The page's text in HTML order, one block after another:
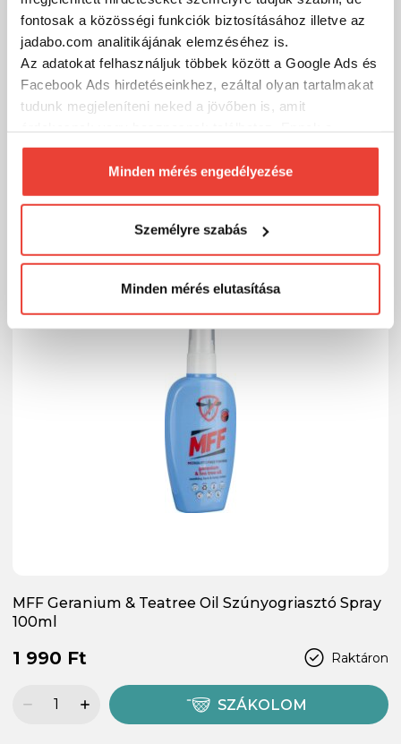
fontosak a közösségi funkciók biztosításához illetve az
jadabo.com analitikájának elemzéséhez is.
Az adatokat felhasználjuk többek között a Google Ads és
Facebook Ads hirdetéseinkhez, ezáltal olyan tartalmakat
tudunk megjeleníteni neked a jövőben is, amit
biztosításához arra kérünk, hogy engedd meg
számunkra minden mérés használatát.
Természetesensoha semmilyen formában nem fogunk
megváltoztathatod a döntésed ezzel kapcsolatban.
Előre is köszönjük!
Minden mérés engedélyezése
Személyre szabás
Minden mérés elutasítása
SZÁKOLOM
MFF Geranium & Teatree Oil Szúnyogriasztó Spray
100ml
Raktáron
1 990 Ft
SZÁKOLOM